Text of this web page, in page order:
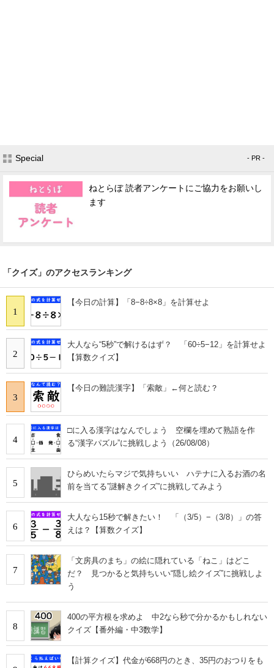
Special - PR -
ねとらぼ 読者アンケートにご協力をお願いし
ます
「クイズ」のアクセスランキング
1
【今日の計算】「8−8÷8×8」を計算せよ
2
大人なら“5秒”で解けるはず？ 「60÷5−12」を計算せよ
【算数クイズ】
3
【今日の難読漢字】「索敵」←何と読む？
4
□に入る漢字はなんでしょう 空欄を埋めて熟語を作
る“漢字パズル”に挑戦しよう（26/08/08）
5
ひらめいたらマジで気持ちいい ハテナに入るお酒の名
前を当てる”謎解きクイズ”に挑戦してみよう
6
大人なら15秒で解きたい！ 「（3/5）−（3/8）」の答
えは？【算数クイズ】
7
「文房具のまち」の絵に隠れている「ねこ」はどこ
だ？ 見つかると気持ちいい“隠し絵クイズ”に挑戦しよ
う
8
400の平方根を求めよ 中2なら秒で分かるかもしれない
クイズ【番外編・中3数学】
【計算クイズ】代金が668円のとき、35円のおつりをも